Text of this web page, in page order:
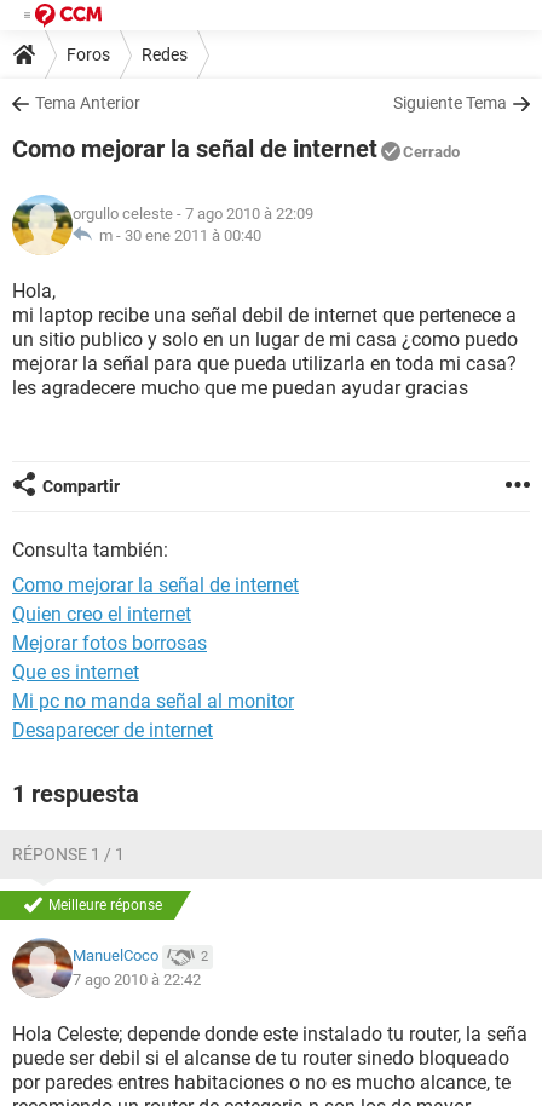
Foros Redes
Tema Anterior Siguiente Tema
Como mejorar la señal de internet Cerrado
orgullo celeste - 7 ago 2010 à 22:09
m - 30 ene 2011 à 00:40
Hola,
mi laptop recibe una señal debil de internet que pertenece a
un sitio publico y solo en un lugar de mi casa ¿como puedo
mejorar la señal para que pueda utilizarla en toda mi casa?
les agradecere mucho que me puedan ayudar gracias
Compartir
Consulta también:
Como mejorar la señal de internet
Quien creo el internet
Mejorar fotos borrosas
Que es internet
Mi pc no manda señal al monitor
Desaparecer de internet
1 respuesta
RÉPONSE 1 / 1
Meilleure réponse
ManuelCoco 2
7 ago 2010 à 22:42
Hola Celeste; depende donde este instalado tu router, la seña
puede ser debil si el alcanse de tu router sinedo bloqueado
por paredes entres habitaciones o no es mucho alcance, te